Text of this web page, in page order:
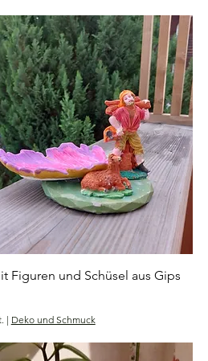
Figuren und Schüsel aus Gips
| Deko und Schmuck